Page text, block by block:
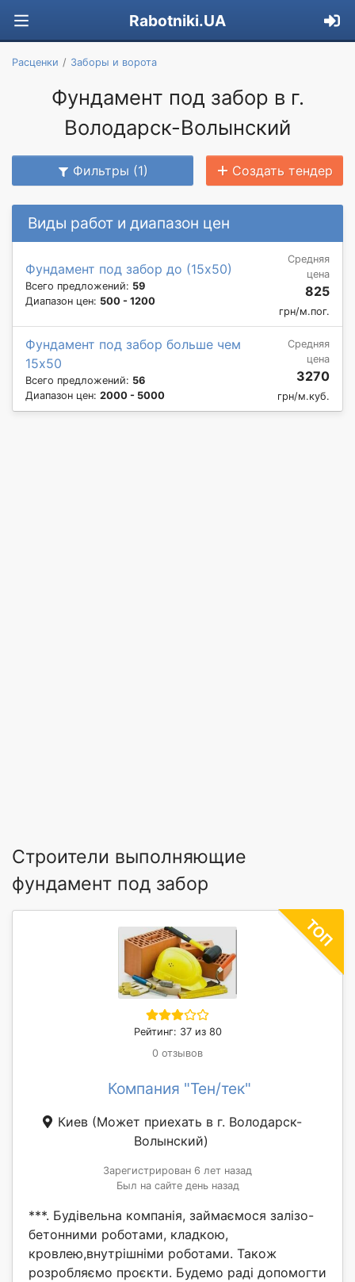
Rabotniki.UA
Расценки Заборы и ворота
Фундамент под забор в г.
Володарск-Волынский
Фильтры (1) Создать тендер
Виды работ и диапазон цен
Фундамент под забор до (15х50)
Всего предложений: 59
Диапазон цен: 500 - 1200
Средняя
цена
825
грн/м.пог.
Фундамент под забор больше чем
15х50
Всего предложений: 56
Диапазон цен: 2000 - 5000
Средняя
цена
3270
грн/м.куб.
Строители выполняющие
фундамент под забор
Рейтинг: 37 из 80
0 отзывов
Компания "Тен/тек"
Киев (Может приехать в г. Володарск-
Волынский)
Зарегистрирован 6 лет назад
Был на сайте день назад
***. Будівельна компанія, займаємося залізо-
бетонними роботами, кладкою,
кровлею,внутрішніми роботами. Також
розробляємо проєкти. Будемо раді допомогти